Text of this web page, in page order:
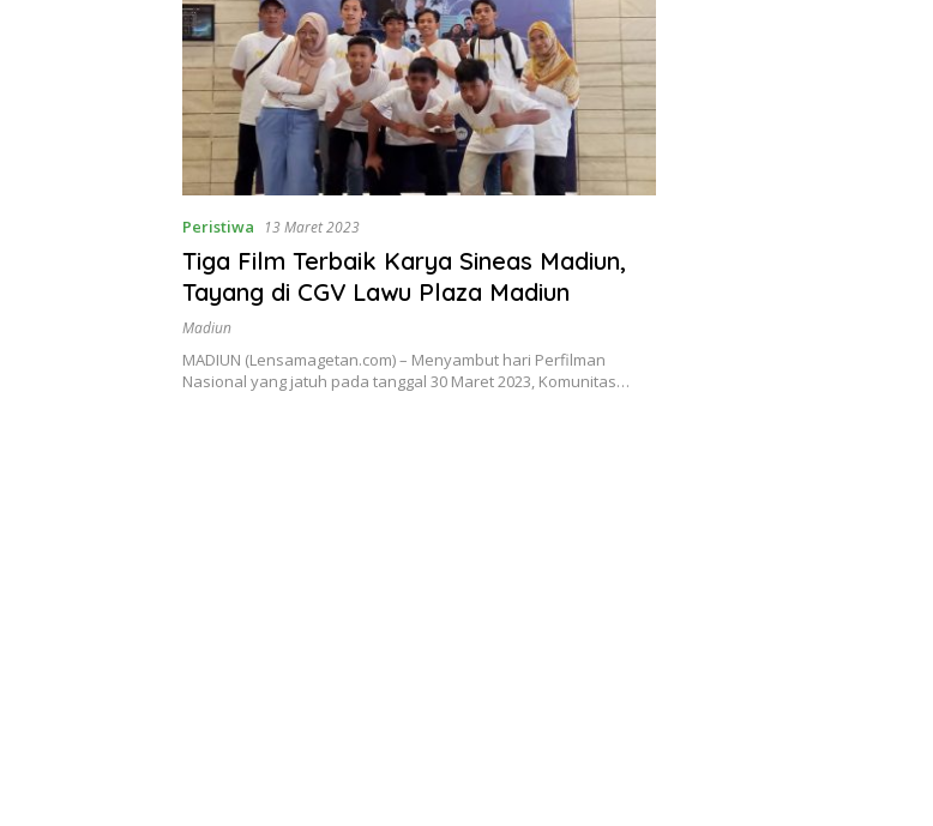
Peristiwa 13 Maret 2023
Tiga Film Terbaik Karya Sineas Madiun,
Tayang di CGV Lawu Plaza Madiun
Madiun
MADIUN (Lensamagetan.com) – Menyambut hari Perfilman
Nasional yang jatuh pada tanggal 30 Maret 2023, Komunitas…